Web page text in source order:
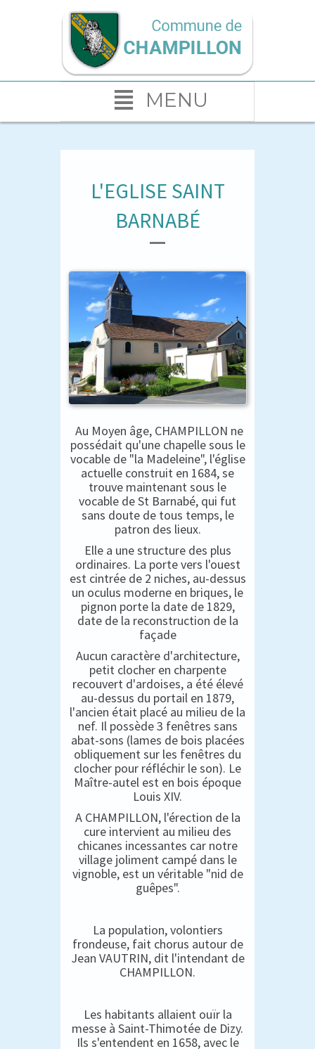
MENU
L'EGLISE SAINT
BARNABÉ
Au Moyen âge, CHAMPILLON ne
possédait qu'une chapelle sous le
vocable de "la Madeleine", l'église
actuelle construit en 1684, se
trouve maintenant sous le
vocable de St Barnabé, qui fut
sans doute de tous temps, le
patron des lieux.
Elle a une structure des plus
ordinaires. La porte vers l'ouest
est cintrée de 2 niches, au-dessus
un oculus moderne en briques, le
pignon porte la date de 1829,
date de la reconstruction de la
façade
Aucun caractère d'architecture,
petit clocher en charpente
recouvert d'ardoises, a été élevé
au-dessus du portail en 1879,
l'ancien était placé au milieu de la
nef. Il possède 3 fenêtres sans
abat-sons (lames de bois placées
obliquement sur les fenêtres du
clocher pour réfléchir le son). Le
Maître-autel est en bois époque
Louis XIV.
A CHAMPILLON, l'érection de la
cure intervient au milieu des
chicanes incessantes car notre
village joliment campé dans le
vignoble, est un véritable "nid de
guêpes".
La population, volontiers
frondeuse, fait chorus autour de
Jean VAUTRIN, dit l'intendant de
CHAMPILLON.
Les habitants allaient ouïr la
messe à Saint-Thimotée de Dizy.
Ils s'entendent en 1658, avec le